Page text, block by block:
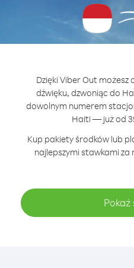
Dzięki Viber Out możesz
dźwięku, dzwoniąc do
dowolnym numerem
Haiti — już od
Kup pakiety środków lub
najlepszymi stawkami za